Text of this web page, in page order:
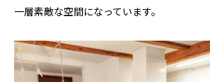
一層素敵な空間になっています。